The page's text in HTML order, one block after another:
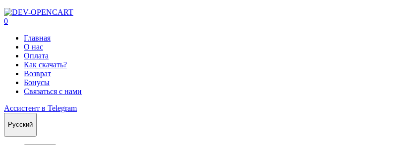
0
Главная
О нас
Оплата
Как скачать?
Возврат
Бонусы
Связаться с нами
Ассистент в Telegram
Русский